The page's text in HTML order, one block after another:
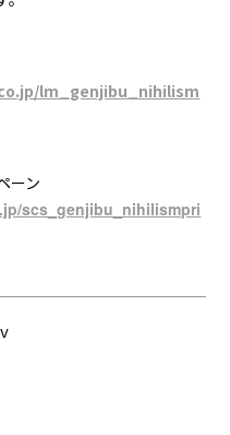
lm_genjibu_nihilism
ーン
scs_genjibu_nihilismpri